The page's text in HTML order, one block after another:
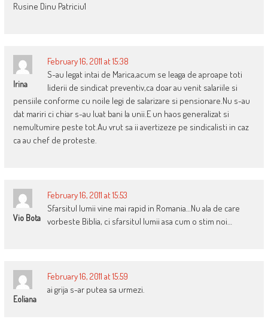
Rusine Dinu Patriciu1
Irina
February 16, 2011 at 15:38
S-au legat intai de Marica,acum se leaga de aproape toti
liderii de sindicat preventiv,ca doar au venit salariile si
pensiile conforme cu noile legi de salarizare si pensionare.Nu s-au
dat mariri ci chiar s-au luat bani la unii.E un haos generalizat si
nemultumire peste tot.Au vrut sa ii avertizeze pe sindicalisti in caz
ca au chef de proteste.
Vio Bota
February 16, 2011 at 15:53
Sfarsitul lumii vine mai rapid in Romania…Nu ala de care
vorbeste Biblia, ci sfarsitul lumii asa cum o stim noi…
Eoliana
February 16, 2011 at 15:59
ai grija s-ar putea sa urmezi.